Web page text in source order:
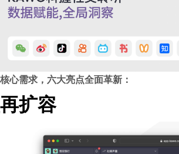
心需求，六大亮点全面革新：
扩容